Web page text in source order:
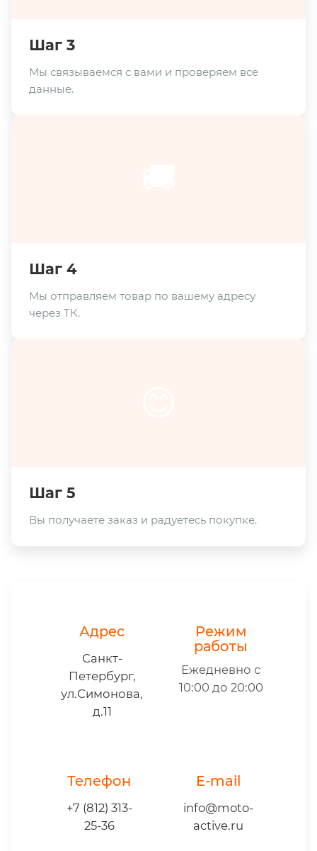
Шаг 3
Мы связываемся с вами и проверяем все
данные.
Шаг 4
Мы отправляем товар по вашему адресу
через ТК.
Шаг 5
Вы получаете заказ и радуетесь покупке.
Адрес
Санкт-
Петербург,
ул.Симонова,
д.11
Режим
работы
Ежедневно с
10:00 до 20:00
Телефон
+7 (812) 313-
25-36
E-mail
info@moto-
active.ru